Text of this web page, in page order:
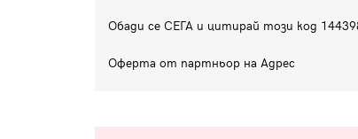
Обади се СЕГА и цитирай този код
Оферта от партньор на Адрес